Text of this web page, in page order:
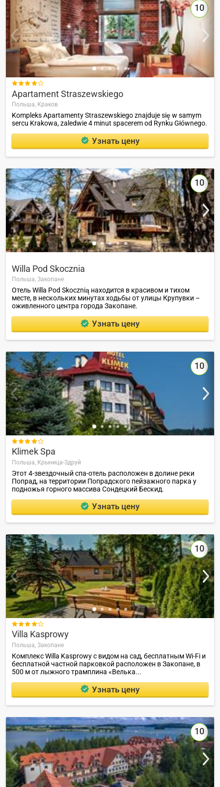
10

Apartament Straszewskiego
Польша, Краков
Kompleks Apartamenty Straszewskiego znajduje się w samym
sercu Krakowa, zaledwie 4 minut spacerem od Rynku Głównego.
Узнать цену
10
Willa Pod Skoczniа
Польша, Закопане
Отель Willa Pod Skocznią находится в красивом и тихом
месте, в нескольких минутах ходьбы от улицы Крупувки –
оживленного центра города Закопане.
Узнать цену
10

Klimek Spa
Польша, Крыница-Здруй
Этот 4-звездочный спа-отель расположен в долине реки
Попрад, на территории Попрадского пейзажного парка у
подножья горного массива Сондецкий Бескид.
Узнать цену
10

Villa Kasprowy
Польша, Закопане
Комплекс Willa Kasprowy с видом на сад, бесплатным Wi-Fi и
бесплатной частной парковкой расположен в Закопане, в
500 м от лыжного трамплина «Велька...
Узнать цену
10